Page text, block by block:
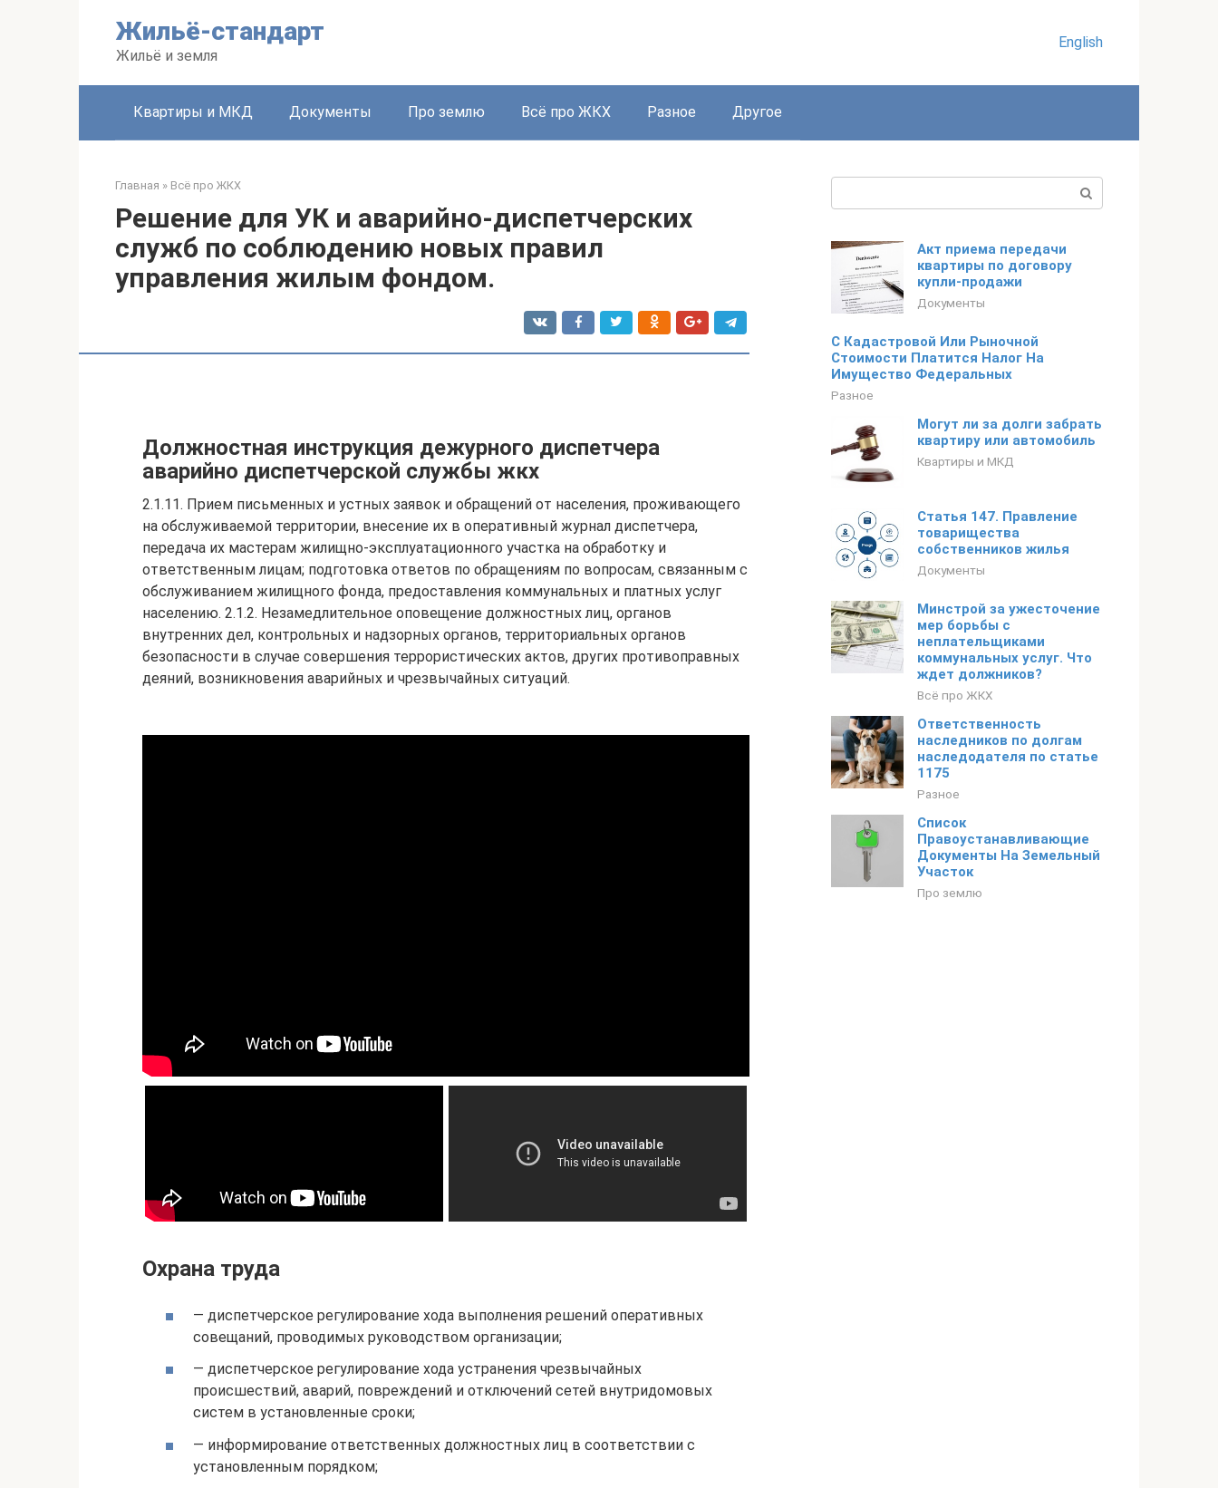
Жильё-стандарт
Жильё и земля
English
Квартиры и МКД Документы Про землю Всё про ЖКХ Разное Другое
Главная » Всё про ЖКХ
Решение для УК и аварийно-диспетчерских
служб по соблюдению новых правил
управления жилым фондом.
Должностная инструкция дежурного диспетчера
аварийно диспетчерской службы жкх
2.1.11. Прием письменных и устных заявок и обращений от населения, проживающего
на обслуживаемой территории, внесение их в оперативный журнал диспетчера,
передача их мастерам жилищно-эксплуатационного участка на обработку и
ответственным лицам; подготовка ответов по обращениям по вопросам, связанным с
обслуживанием жилищного фонда, предоставления коммунальных и платных услуг
населению. 2.1.2. Незамедлительное оповещение должностных лиц, органов
внутренних дел, контрольных и надзорных органов, территориальных органов
безопасности в случае совершения террористических актов, других противоправных
деяний, возникновения аварийных и чрезвычайных ситуаций.
Охрана труда
— диспетчерское регулирование хода выполнения решений оперативных
совещаний, проводимых руководством организации;
— диспетчерское регулирование хода устранения чрезвычайных
происшествий, аварий, повреждений и отключений сетей внутридомовых
систем в установленные сроки;
— информирование ответственных должностных лиц в соответствии с
установленным порядком;
Акт приема передачи
квартиры по договору
купли-продажи
Документы
С Кадастровой Или Рыночной
Стоимости Платится Налог На
Имущество Федеральных
Разное
Могут ли за долги забрать
квартиру или автомобиль
Квартиры и МКД
Статья 147. Правление
товарищества
собственников жилья
Документы
Минстрой за ужесточение
мер борьбы с
неплательщиками
коммунальных услуг. Что
ждет должников?
Всё про ЖКХ
Ответственность
наследников по долгам
наследодателя по статье
1175
Разное
Список
Правоустанавливающие
Документы На Земельный
Участок
Про землю